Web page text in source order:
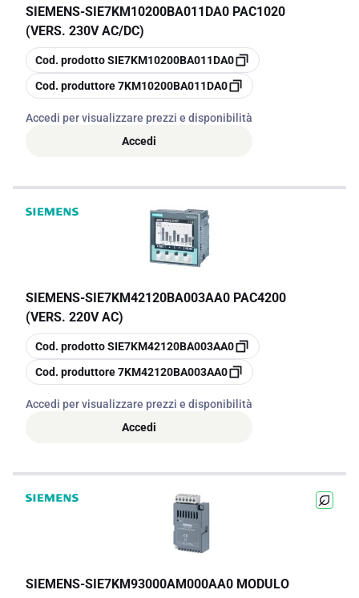
SIEMENS-SIE7KM10200BA011DA0 PAC1020
(VERS. 230V AC/DC)
copia
Cod. prodottoSIE7KM10200BA011DA0
copia
Cod. produttore7KM10200BA011DA0
Accedi per visualizzare prezzi e disponibilità
Accedi
SIEMENS-SIE7KM42120BA003AA0 PAC4200
(VERS. 220V AC)
copia
Cod. prodottoSIE7KM42120BA003AA0
copia
Cod. produttore7KM42120BA003AA0
Accedi per visualizzare prezzi e disponibilità
Accedi
SIEMENS-SIE7KM93000AM000AA0 MODULO